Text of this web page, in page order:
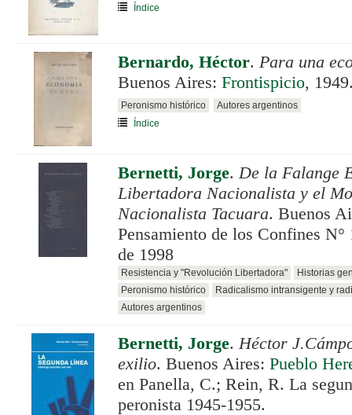
Índice
Bernardo, Héctor. Para una
Buenos Aires: Frontispicio,
Peronismo histórico
Autores argentinos
Índice
Bernetti, Jorge. De la Falange
Libertadora Nacionalista y el
Nacionalista Tacuara. Buenos
Pensamiento de los Confines N°
de 1998
Resistencia y "Revolución Libertadora"
Historias
Peronismo histórico
Radicalismo intransigente y
Autores argentinos
Bernetti, Jorge. Héctor
exilio. Buenos Aires: Pueblo
en Panella, C.; Rein, R. La
peronista 1945-1955.